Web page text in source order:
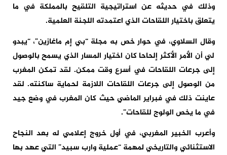
وذلك في حديثه عن استراتيجية التلقيح بالمملكة في ما
يتعلق باختيار اللقاحات الذي اعتمدته اللجنة العلمية.
وقال السلاوي، في حوار خص به مجلة “بي إم ماغازين”، “يبدو
لي أن الأمر الأكثر إلحاحا كان اختيار المسار الذي يسمح بالوصول
إلى جرعات اللقاحات في أسرع وقت ممكن. لقد تمكن المغرب
من الوصول إلى جرعات اللقاحات اللازمة لحماية ساكنته. لقد
عاينت ذلك في فبراير الماضي حيث كان المغرب في وضع جيد
في ما يخص الولوج للقاحات”.
وأعرب الخبير المغربي، في أول خروج إعلامي له بعد النجاح
الاستثنائي والتاريخي لمهمة “عملية وارب سبيد” التي عهد بها